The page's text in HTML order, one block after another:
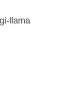
llama